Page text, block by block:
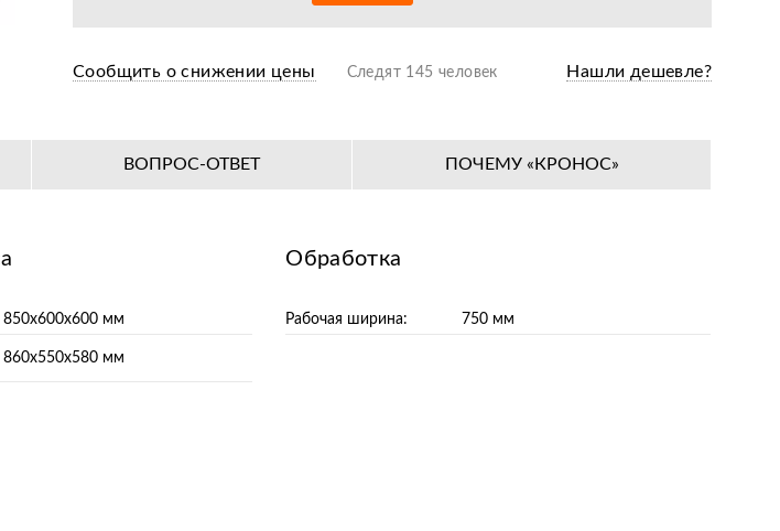
Сообщить о снижении цены Следят 145 человек Нашли дешевле?
ВОПРОС-ОТВЕТ ПОЧЕМУ «КРОНОС»
850х600х600 мм
860х550х580 мм
Обработка
Рабочая ширина: 750 мм